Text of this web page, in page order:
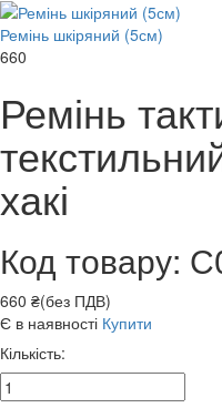
Ремінь шкіряний (5см)
660
Ремінь
хакі
Код товару:
660 ₴(без ПДВ)
Є в наявності Купити
Кількість: